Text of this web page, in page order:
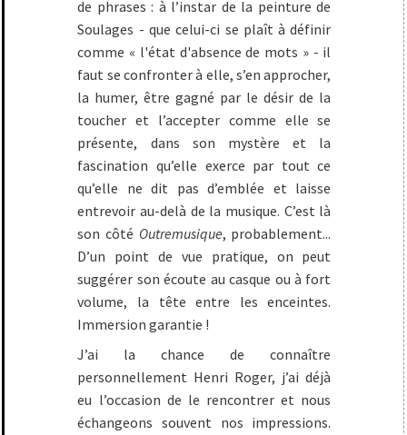
de phrases : à l’instar de la peinture de
Soulages - que celui-ci se plaît à définir
comme « l'état d'absence de mots » - il
faut se confronter à elle, s’en approcher,
la humer, être gagné par le désir de la
toucher et l’accepter comme elle se
présente, dans son mystère et la
fascination qu’elle exerce par tout ce
qu’elle ne dit pas d’emblée et laisse
entrevoir au-delà de la musique. C’est là
son côté Outremusique, probablement...
D’un point de vue pratique, on peut
suggérer son écoute au casque ou à fort
volume, la tête entre les enceintes.
Immersion garantie !
J’ai la chance de connaître
personnellement Henri Roger, j’ai déjà
eu l’occasion de le rencontrer et nous
échangeons souvent nos impressions.